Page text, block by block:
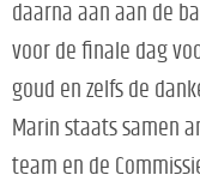
daarna aan aan de
voor de finale dag
goud en zelfs de
Marin staats samen
team en de